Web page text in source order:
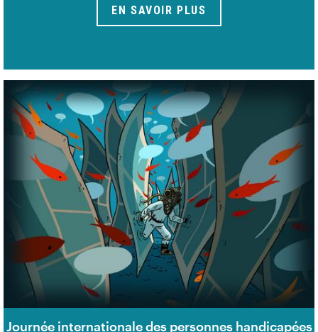
EN SAVOIR PLUS
Journée internationale des personnes handicapées